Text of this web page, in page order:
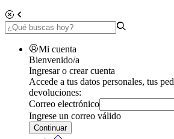
Mi cuenta
Bienvenido/a
Ingresar o crear cuenta
Accede a tus datos personales, tus
devoluciones:
Correo electrónico
Ingrese un correo válido
Continuar